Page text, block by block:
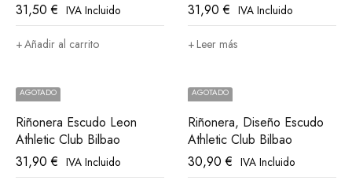
31,50€ IVA Incluido
Añadir al carrito
31,90€ IVA Incluido
Leer más
AGOTADO
Riñonera Escudo Leon
Athletic Club Bilbao
31,90€ IVA Incluido
AGOTADO
Riñonera, Diseño Escudo
Athletic Club Bilbao
30,90€ IVA Incluido